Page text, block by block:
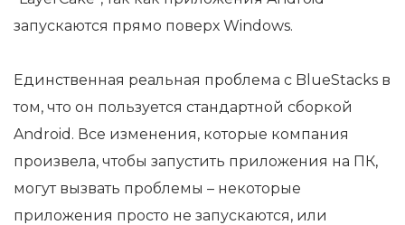
запускаются прямо поверх Windows.
Единственная реальная проблема с BlueStacks в
том, что он пользуется стандартной сборкой
Android. Все изменения, которые компания
произвела, чтобы запустить приложения на ПК,
могут вызвать проблемы – некоторые
приложения просто не запускаются, или